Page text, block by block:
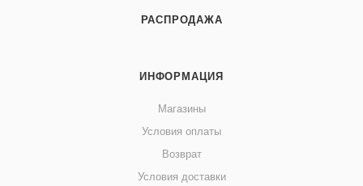
РАСПРОДАЖА
ИНФОРМАЦИЯ
Магазины
Условия оплаты
Возврат
Условия доставки